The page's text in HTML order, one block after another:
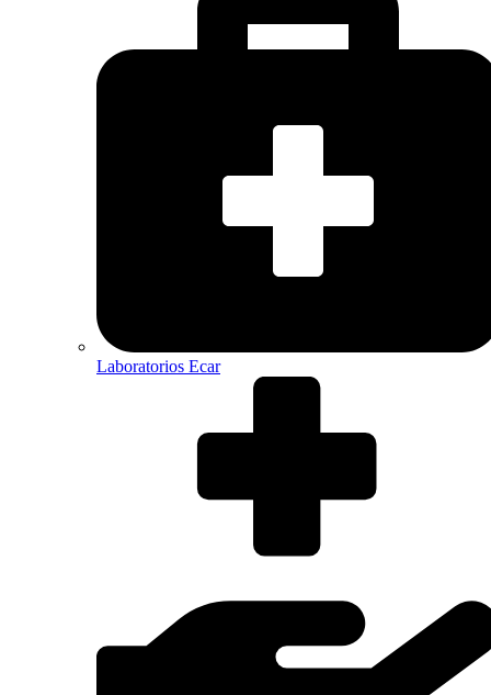
Laboratorios Ecar